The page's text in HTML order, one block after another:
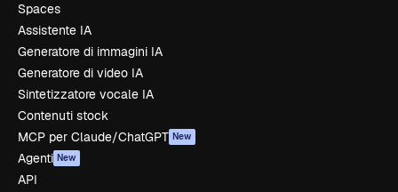
Spaces
Assistente IA
Generatore di immagini IA
Generatore di video IA
Sintetizzatore vocale IA
Contenuti stock
MCP per Claude/ChatGPT New
Agenti New
API